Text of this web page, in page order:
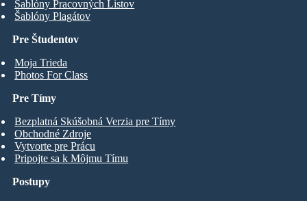
Pre Študentov
Moja Trieda
Photos For Class
Šablóny Pracovných Listov
Šablóny Plagátov
Pre Tímy
Bezplatná Skúšobná Verzia pre Tímy
Obchodné Zdroje
Vytvorte pre Prácu
Pripojte sa k Môjmu Tímu
Postupy